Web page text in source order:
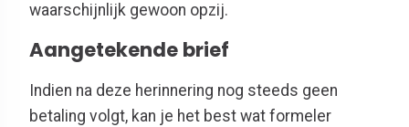
waarschijnlijk gewoon opzij.
Aangetekende brief
Indien na deze herinnering nog steeds geen
betaling volgt, kan je het best wat formeler